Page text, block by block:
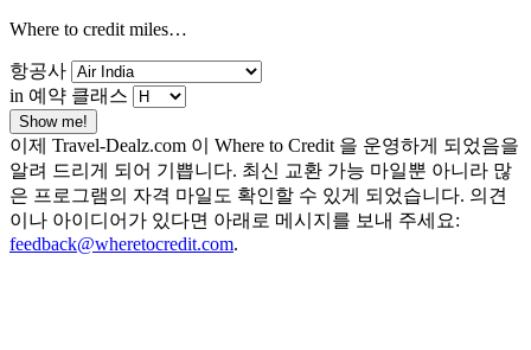
Where to credit miles…
항공사
in 예약 클래스
Show me!
이제 Travel-Dealz.com 이 Where to Credit 을 운영하게 되었음을
알려 드리게 되어 기쁩니다. 최신 교환 가능 마일뿐 아니라 많
은 프로그램의 자격 마일도 확인할 수 있게 되었습니다. 의견
이나 아이디어가 있다면 아래로 메시지를 보내 주세요:
feedback@wheretocredit.com.